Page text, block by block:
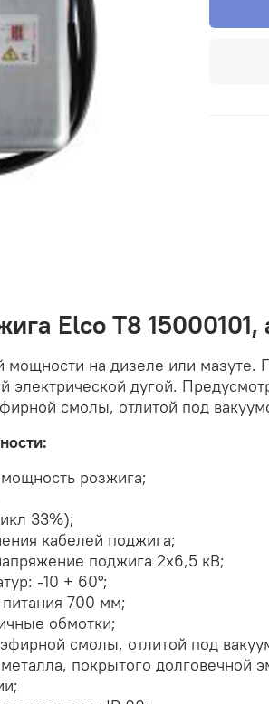
Elco T8 15000101,
мощности на дизеле или
электрической дугой.
смолы, отлитой под
розжига;
33%);
кабелей поджига;
поджига 2х6,5 кВ;
-10 + 60°;
питания 700 мм;
обмотки;
смолы, отлитой под
покрытого долговечной